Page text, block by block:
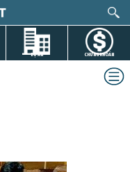
DỰ ÁN CHỨNG KHOÁN